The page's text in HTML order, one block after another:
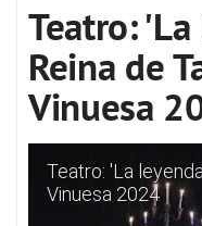
Teatro:
Reina de
Vinuesa
Teatro: 'La
Vinuesa 2024